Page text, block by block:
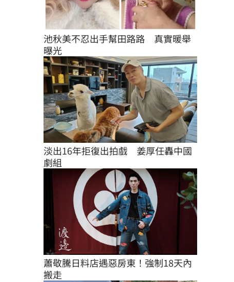
池秋美不忍出手幫田路路　真實暖舉
曝光
淡出16年拒復出拍戲　姜厚任轟中國
劇組
蕭敬騰日料店遇惡房東！強制18天內
搬走